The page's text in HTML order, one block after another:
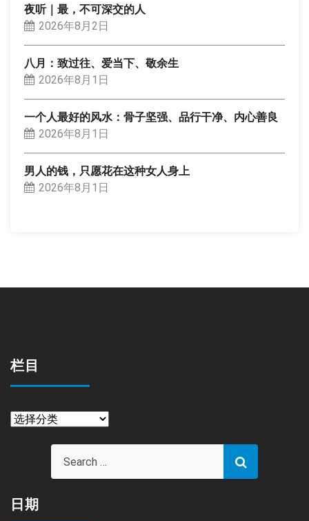
夜听｜最，不可深交的人
2026年8月2日
八月：致过往、爱当下、敬余生
2026年8月1日
一个人最好的风水：骨子坚强、品行干净、内心善良
2026年8月1日
男人的钱，只愿花在这种女人身上
2026年8月1日
栏目
栏
日期